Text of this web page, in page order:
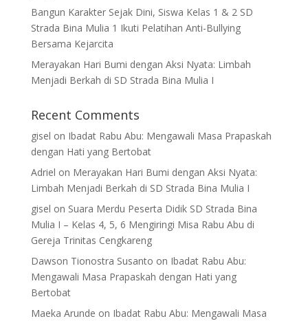
Bangun Karakter Sejak Dini, Siswa Kelas 1 & 2 SD
Strada Bina Mulia 1 Ikuti Pelatihan Anti-Bullying
Bersama Kejarcita
Merayakan Hari Bumi dengan Aksi Nyata: Limbah
Menjadi Berkah di SD Strada Bina Mulia I
Recent Comments
gisel on Ibadat Rabu Abu: Mengawali Masa Prapaskah
dengan Hati yang Bertobat
Adriel on Merayakan Hari Bumi dengan Aksi Nyata:
Limbah Menjadi Berkah di SD Strada Bina Mulia I
gisel on Suara Merdu Peserta Didik SD Strada Bina
Mulia I – Kelas 4, 5, 6 Mengiringi Misa Rabu Abu di
Gereja Trinitas Cengkareng
Dawson Tionostra Susanto on Ibadat Rabu Abu:
Mengawali Masa Prapaskah dengan Hati yang
Bertobat
Maeka Arunde on Ibadat Rabu Abu: Mengawali Masa